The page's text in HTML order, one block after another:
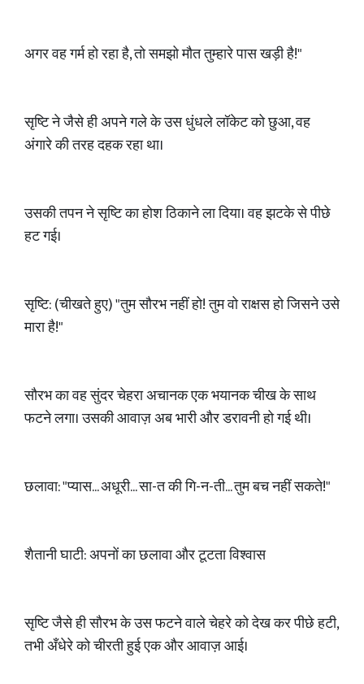
अगर वह गर्म हो रहा है, तो समझो मौत तुम्हारे पास खड़ी है!"
सृष्टि ने जैसे ही अपने गले के उस धुंधले लॉकेट को छुआ, वह
अंगारे की तरह दहक रहा था।
उसकी तपन ने सृष्टि का होश ठिकाने ला दिया। वह झटके से पीछे
हट गई।
सृष्टि: (चीखते हुए) "तुम सौरभ नहीं हो! तुम वो राक्षस हो जिसने उसे
मारा है!"
सौरभ का वह सुंदर चेहरा अचानक एक भयानक चीख के साथ
फटने लगा। उसकी आवाज़ अब भारी और डरावनी हो गई थी।
छलावा: "प्यास... अधूरी... सा-त की गि-न-ती... तुम बच नहीं सकते!"
शैतानी घाटी: अपनों का छलावा और टूटता विश्वास
सृष्टि जैसे ही सौरभ के उस फटने वाले चेहरे को देख कर पीछे हटी,
तभी अँधेरे को चीरती हुई एक और आवाज़ आई।